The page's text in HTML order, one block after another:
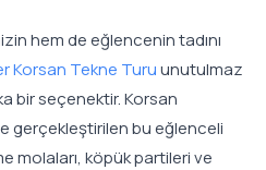
hem de eğlencenin tadını
Korsan Tekne Turuunutulmaz
bir seçenektir. Korsan
gerçekleştirilen bu eğlenceli
molaları, köpük partileri ve